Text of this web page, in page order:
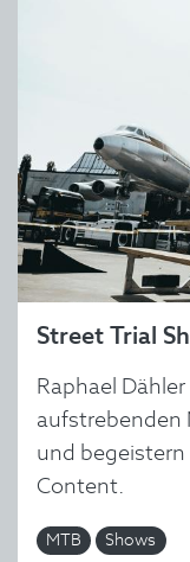
Street Trial
Raphael
aufstrebenden
und
Content.
MTB Shows